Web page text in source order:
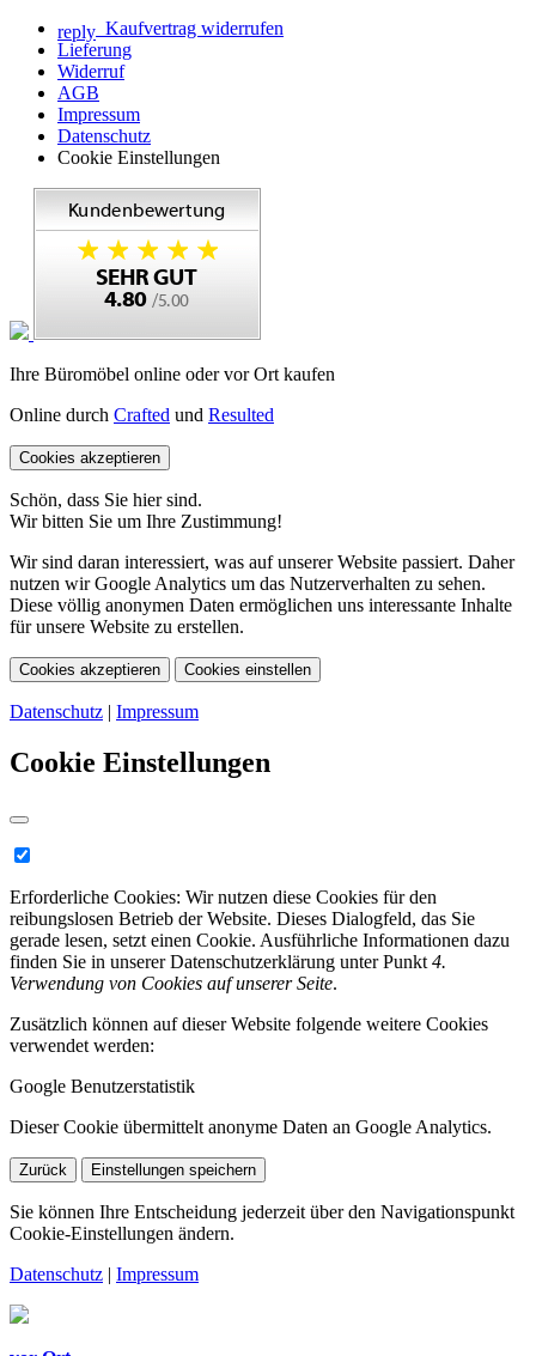
reply Kaufvertrag widerrufen
Lieferung
Widerruf
AGB
Impressum
Datenschutz
Cookie Einstellungen
Ihre Büromöbel online oder vor Ort kaufen
Online durch Crafted und Resulted
Cookies akzeptieren
Schön, dass Sie hier sind.
Wir bitten Sie um Ihre Zustimmung!
Wir sind daran interessiert, was auf unserer Website passiert. Daher
nutzen wir Google Analytics um das Nutzerverhalten zu sehen.
Diese völlig anonymen Daten ermöglichen uns interessante Inhalte
für unsere Website zu erstellen.
Cookies akzeptieren Cookies einstellen
Datenschutz | Impressum
Cookie Einstellungen
Erforderliche Cookies: Wir nutzen diese Cookies für den
reibungslosen Betrieb der Website. Dieses Dialogfeld, das Sie
gerade lesen, setzt einen Cookie. Ausführliche Informationen dazu
finden Sie in unserer Datenschutzerklärung unter Punkt 4.
Verwendung von Cookies auf unserer Seite.
Zusätzlich können auf dieser Website folgende weitere Cookies
verwendet werden:
Google Benutzerstatistik
Dieser Cookie übermittelt anonyme Daten an Google Analytics.
Zurück Einstellungen speichern
Sie können Ihre Entscheidung jederzeit über den Navigationspunkt
Cookie-Einstellungen ändern.
Datenschutz | Impressum